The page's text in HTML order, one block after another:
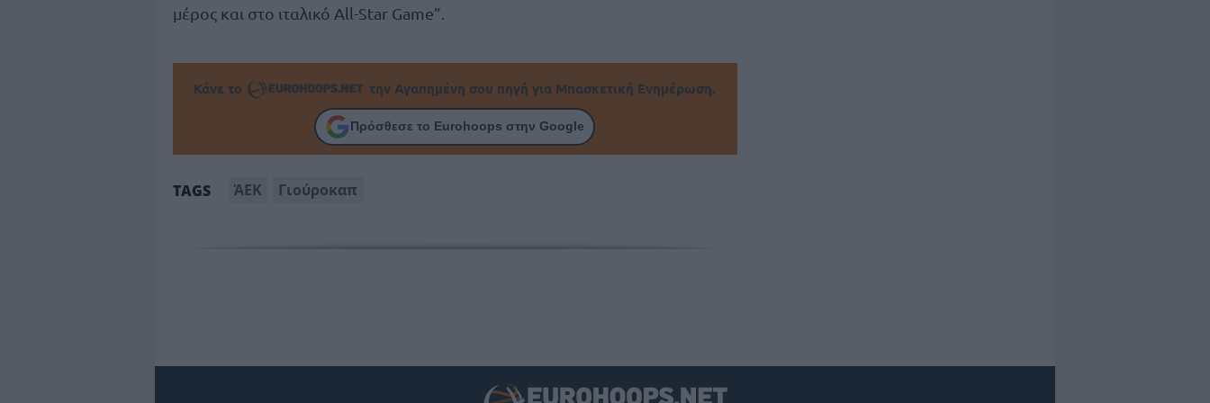
μέρος και στο ιταλικό All-Star Game”.
Κάνε το την Αγαπημένη σου πηγή για Μπασκετική Ενημέρωση.
Πρόσθεσε το Eurohoops στην Google
TAGS ΆΕΚ Γιούροκαπ